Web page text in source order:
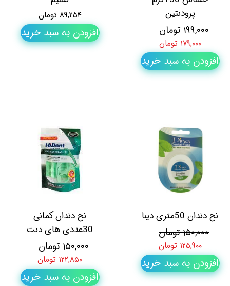
پرودنتین
۱۹۹,۰۰۰ تومان
۱۷۹,۰۰۰ تومان
افزودن به سبد خرید
۸۹,۲۵۴ تومان
افزودن به سبد خرید
نخ دندان 50متری دینا
۱۵۰,۰۰۰ تومان
۱۲۵,۹۰۰ تومان
افزودن به سبد خرید
نخ دندان کمانی
30عددی های دنت
۱۵۰,۰۰۰ تومان
۱۲۲,۸۵۰ تومان
افزودن به سبد خرید